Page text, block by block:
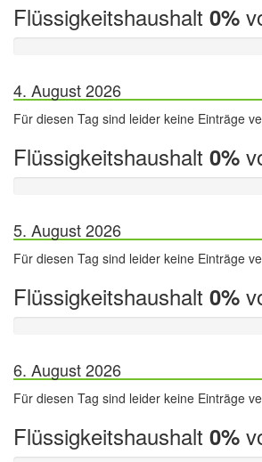
Flüssigkeitshaushalt 0%
4. August 2026
Für diesen Tag sind leider keine Einträge
Flüssigkeitshaushalt 0%
5. August 2026
Für diesen Tag sind leider keine Einträge
Flüssigkeitshaushalt 0%
6. August 2026
Für diesen Tag sind leider keine Einträge
Flüssigkeitshaushalt 0%